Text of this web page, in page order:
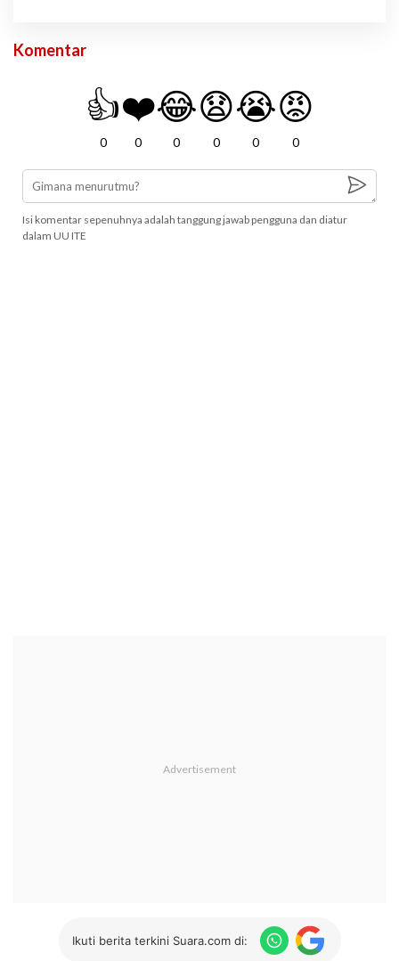
Komentar
👍
0
❤️
0
😂
0
😧
0
😭
0
😡
0
Isi komentar sepenuhnya adalah tanggung jawab pengguna dan diatur
dalam UU ITE
Ikuti berita terkini Suara.com di: